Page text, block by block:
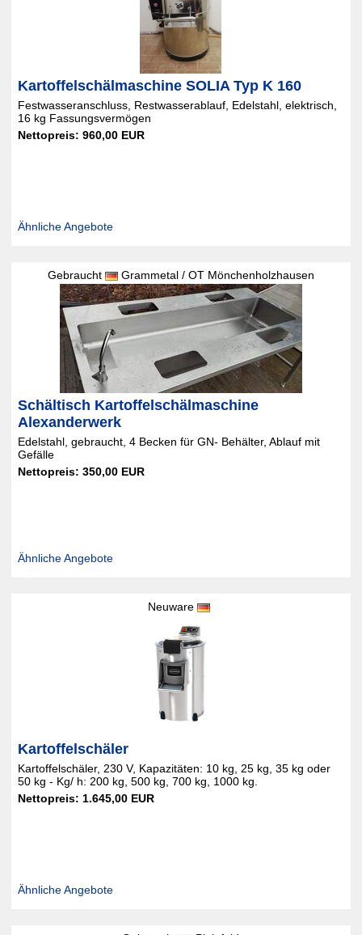
Kartoffelschälmaschine SOLIA Typ K 160
Festwasseranschluss, Restwasserablauf, Edelstahl, elektrisch,
16 kg Fassungsvermögen
Nettopreis: 960,00 EUR
Ähnliche Angebote
Gebraucht Grammetal / OT Mönchenholzhausen
Schältisch Kartoffelschälmaschine
Alexanderwerk
Edelstahl, gebraucht, 4 Becken für GN- Behälter, Ablauf mit
Gefälle
Nettopreis: 350,00 EUR
Ähnliche Angebote
Neuware
Kartoffelschäler
Kartoffelschäler, 230 V, Kapazitäten: 10 kg, 25 kg, 35 kg oder
50 kg - Kg/ h: 200 kg, 500 kg, 700 kg, 1000 kg.
Nettopreis: 1.645,00 EUR
Ähnliche Angebote